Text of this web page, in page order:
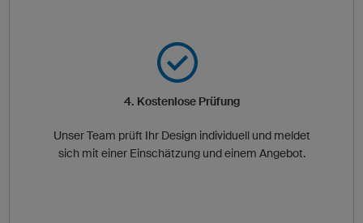
4. Kostenlose Prüfung
Unser Team prüft Ihr Design individuell und meldet
sich mit einer Einschätzung und einem Angebot.